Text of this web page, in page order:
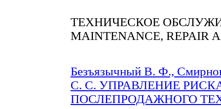
ТЕХНИЧЕСКОЕ
MAINTENANCE, REPAIR
Безъязычный В. Ф.,
С. С. УПРАВЛЕНИЕ
ПОСЛЕПРОДАЖНОГО